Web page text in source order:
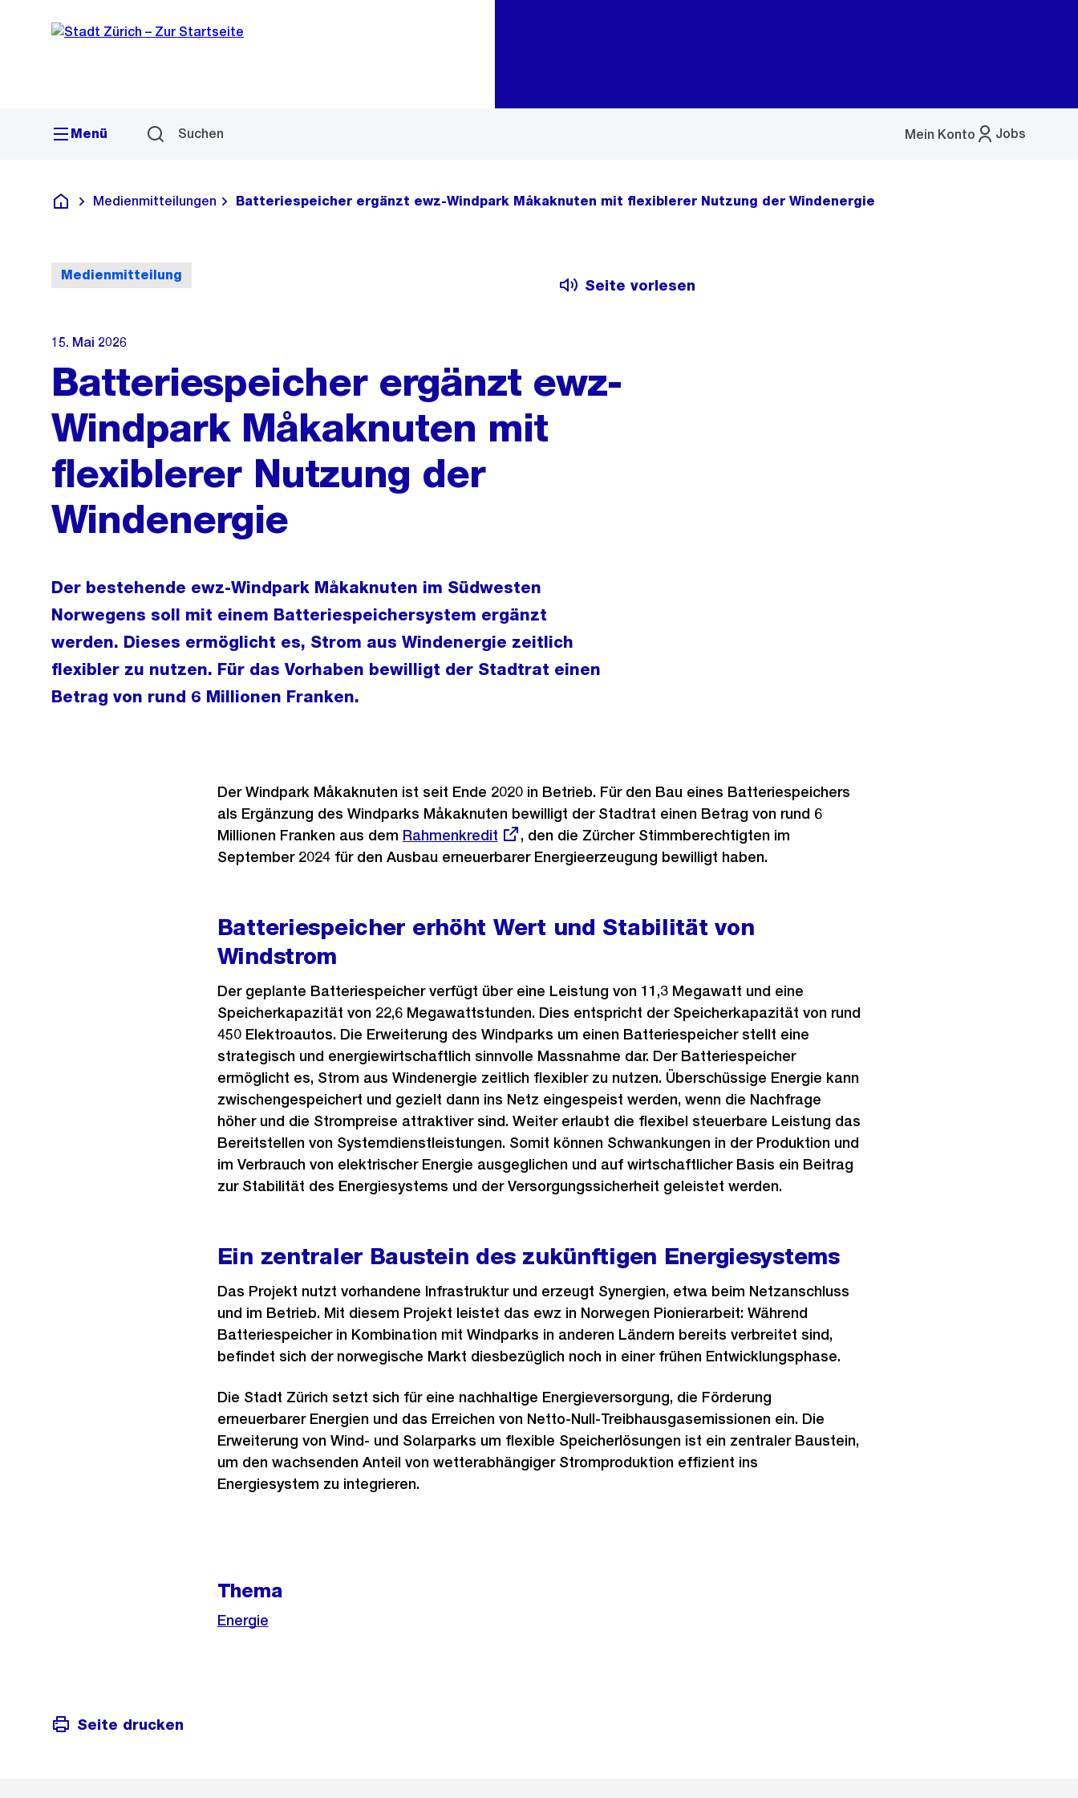
Navigation
Sprunglink
Menü Suchen Jobs
Mein Konto
Menü
Deutsch
Medienmitteilungen Batteriespeicher ergänzt ewz-Windpark Måkaknuten mit flexiblerer Nutzung der Windenergie
Medienmitteilung
Seite vorlesen
15. Mai 2026
Batteriespeicher ergänzt ewz-
Windpark Måkaknuten mit
flexiblerer Nutzung der
Windenergie
Der bestehende ewz-Windpark Måkaknuten im Südwesten
Norwegens soll mit einem Batteriespeichersystem ergänzt
werden. Dieses ermöglicht es, Strom aus Windenergie zeitlich
flexibler zu nutzen. Für das Vorhaben bewilligt der Stadtrat einen
Betrag von rund 6 Millionen Franken.
Der Windpark Måkaknuten ist seit Ende 2020 in Betrieb. Für den Bau eines Batteriespeichers
als Ergänzung des Windparks Måkaknuten bewilligt der Stadtrat einen Betrag von rund 6
Millionen Franken aus dem Externer
Link:
Rahmenkredit
, den die Zürcher Stimmberechtigten im
September 2024 für den Ausbau erneuerbarer Energieerzeugung bewilligt haben.
Batteriespeicher erhöht Wert und Stabilität von
Windstrom
Der geplante Batteriespeicher verfügt über eine Leistung von 11,3 Megawatt und eine
Speicherkapazität von 22,6 Megawattstunden. Dies entspricht der Speicherkapazität von rund
450 Elektroautos. Die Erweiterung des Windparks um einen Batteriespeicher stellt eine
strategisch und energiewirtschaftlich sinnvolle Massnahme dar. Der Batteriespeicher
ermöglicht es, Strom aus Windenergie zeitlich flexibler zu nutzen. Überschüssige Energie kann
zwischengespeichert und gezielt dann ins Netz eingespeist werden, wenn die Nachfrage
höher und die Strompreise attraktiver sind. Weiter erlaubt die flexibel steuerbare Leistung das
Bereitstellen von Systemdienstleistungen. Somit können Schwankungen in der Produktion und
im Verbrauch von elektrischer Energie ausgeglichen und auf wirtschaftlicher Basis ein Beitrag
zur Stabilität des Energiesystems und der Versorgungssicherheit geleistet werden.
Ein zentraler Baustein des zukünftigen Energiesystems
Das Projekt nutzt vorhandene Infrastruktur und erzeugt Synergien, etwa beim Netzanschluss
und im Betrieb. Mit diesem Projekt leistet das ewz in Norwegen Pionierarbeit: Während
Batteriespeicher in Kombination mit Windparks in anderen Ländern bereits verbreitet sind,
befindet sich der norwegische Markt diesbezüglich noch in einer frühen Entwicklungsphase.
Die Stadt Zürich setzt sich für eine nachhaltige Energieversorgung, die Förderung
erneuerbarer Energien und das Erreichen von Netto-Null-Treibhausgasemissionen ein. Die
Erweiterung von Wind- und Solarparks um flexible Speicherlösungen ist ein zentraler Baustein,
um den wachsenden Anteil von wetterabhängiger Stromproduktion effizient ins
Energiesystem zu integrieren.
Thema
Energie
Seite drucken